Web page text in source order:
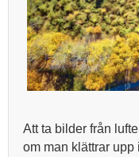
Att ta bilder från
om man klättrar